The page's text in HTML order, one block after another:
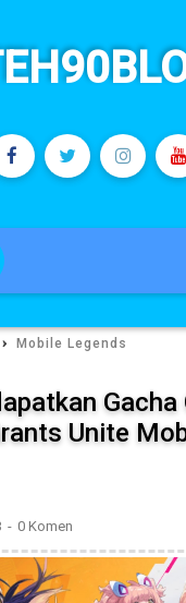
› Mobile Legends
Gacha
Unite
0 Komen